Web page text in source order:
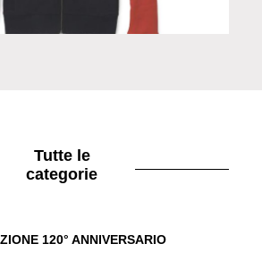
Tutte le
categorie
120° ANNIVERSARIO